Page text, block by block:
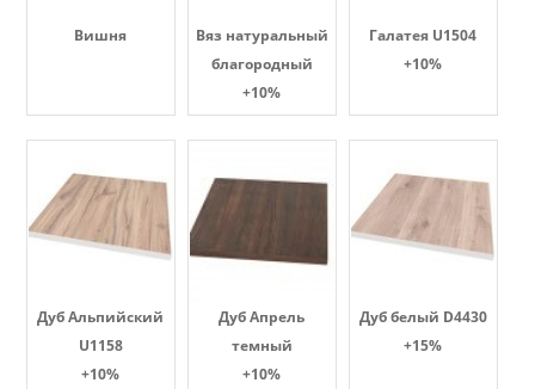
Вишня
Вяз натуральный
благородный
+10%
Галатея U1504
+10%
Дуб Альпийский
U1158
+10%
Дуб Апрель
темный
+10%
Дуб белый D4430
+15%